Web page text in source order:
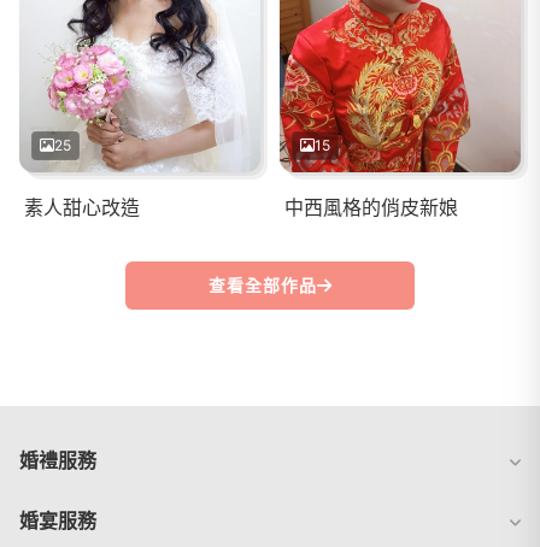
25
素人甜心改造
15
中西風格的俏皮新娘
查看全部作品
婚禮服務
婚宴服務